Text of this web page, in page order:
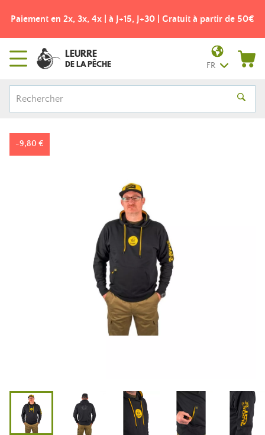
Paiement en 2x, 3x, 4x | à J+15, J+30 | Gratuit à partir de 50€
LEURRE
DE LA PÊCHE FR
-9,80 €